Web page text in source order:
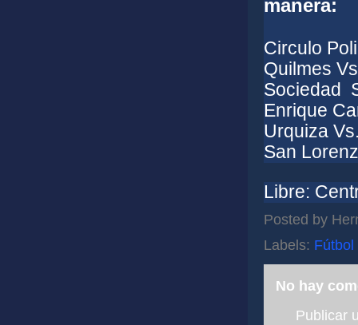
manera:
Circulo
Quilmes
Sociedad
Enrique
Urquiza
San
Libre:
Posted by
Labels: Fútbol
No hay
Publicar